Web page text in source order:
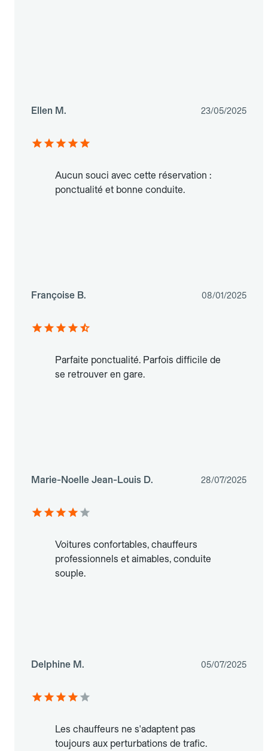
Ellen M. 23/05/2025
Aucun souci avec cette réservation :
ponctualité et bonne conduite.
Françoise B. 08/01/2025
Parfaite ponctualité. Parfois difficile de
se retrouver en gare.
Marie-Noelle Jean-Louis D. 28/07/2025
Voitures confortables, chauffeurs
professionnels et aimables, conduite
souple.
Delphine M. 05/07/2025
Les chauffeurs ne s'adaptent pas
toujours aux perturbations de trafic.